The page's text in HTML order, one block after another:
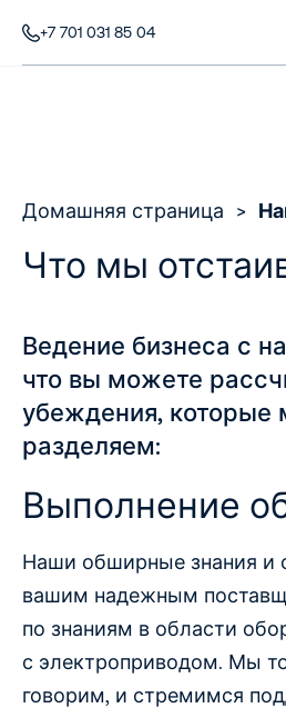
+7 701 031 85 04
Домашняя страница >
Что мы
Ведение бизнеса с
что вы можете
убеждения, которые
разделяем:
Выполнение
Наши обширные знания и
вашим надежным
по знаниям в области
с электроприводом. Мы
говорим, и стремимся